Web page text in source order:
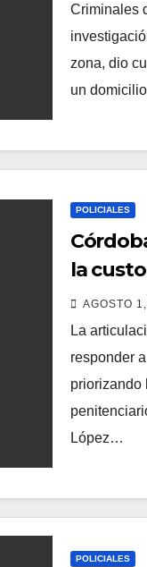
Criminales
zona, dio
un
POLICIALES
la
riesgo
AGOSTO
La
responder
priorizando
López…
POLICIALES